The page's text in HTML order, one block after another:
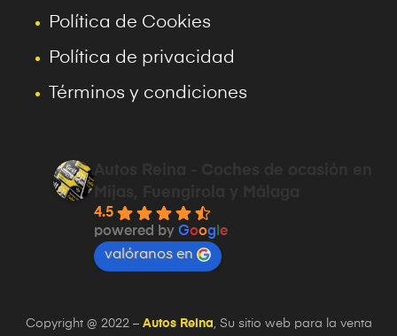
Política de Cookies
Política de privacidad
Términos y condiciones
4.5
powered by Google
valóranos en
Copyright @ 2022 – Autos Reina, Su sitio web para la venta